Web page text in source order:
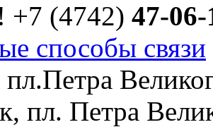
+7 (4742) 47-06-
способы связи
пл. Петра